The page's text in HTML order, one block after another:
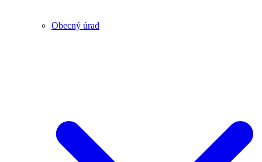
Obecný úrad